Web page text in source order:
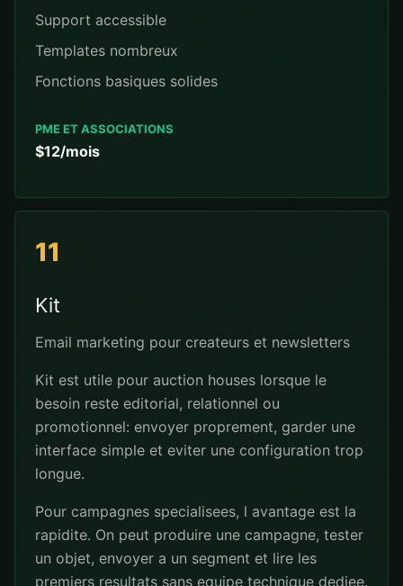
Support accessible
Templates nombreux
Fonctions basiques solides
PME ET ASSOCIATIONS
$12/mois
11
Kit
Email marketing pour createurs et newsletters
Kit est utile pour auction houses lorsque le
besoin reste editorial, relationnel ou
promotionnel: envoyer proprement, garder une
interface simple et eviter une configuration trop
longue.
Pour campagnes specialisees, l avantage est la
rapidite. On peut produire une campagne, tester
un objet, envoyer a un segment et lire les
premiers resultats sans equipe technique dediee.